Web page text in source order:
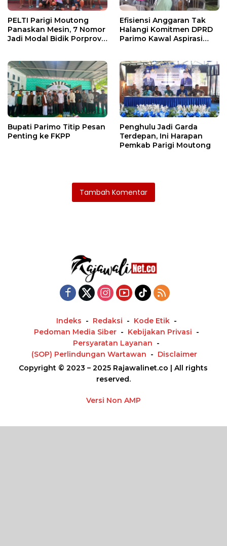
PELTI Parigi Moutong
Panaskan Mesin, 7 Nomor
Jadi Modal Bidik Porprov
Efisiensi Anggaran Tak
Halangi Komitmen DPRD
Parimo Kawal Aspirasi
Bupati Parimo Titip Pesan
Penting ke FKPP
Penghulu Jadi Garda
Terdepan, Ini Harapan
Pemkab Parigi Moutong
Tambah Komentar
Indeks Redaksi
Kode Etik
Pedoman Media Siber
Kebijakan Privasi
Persyaratan Layanan
(SOP) Perlindungan Wartawan
Disclaimer
Copyright © 2023 – 2025 Rajawalinet.co | All rights
reserved.
Versi Non AMP